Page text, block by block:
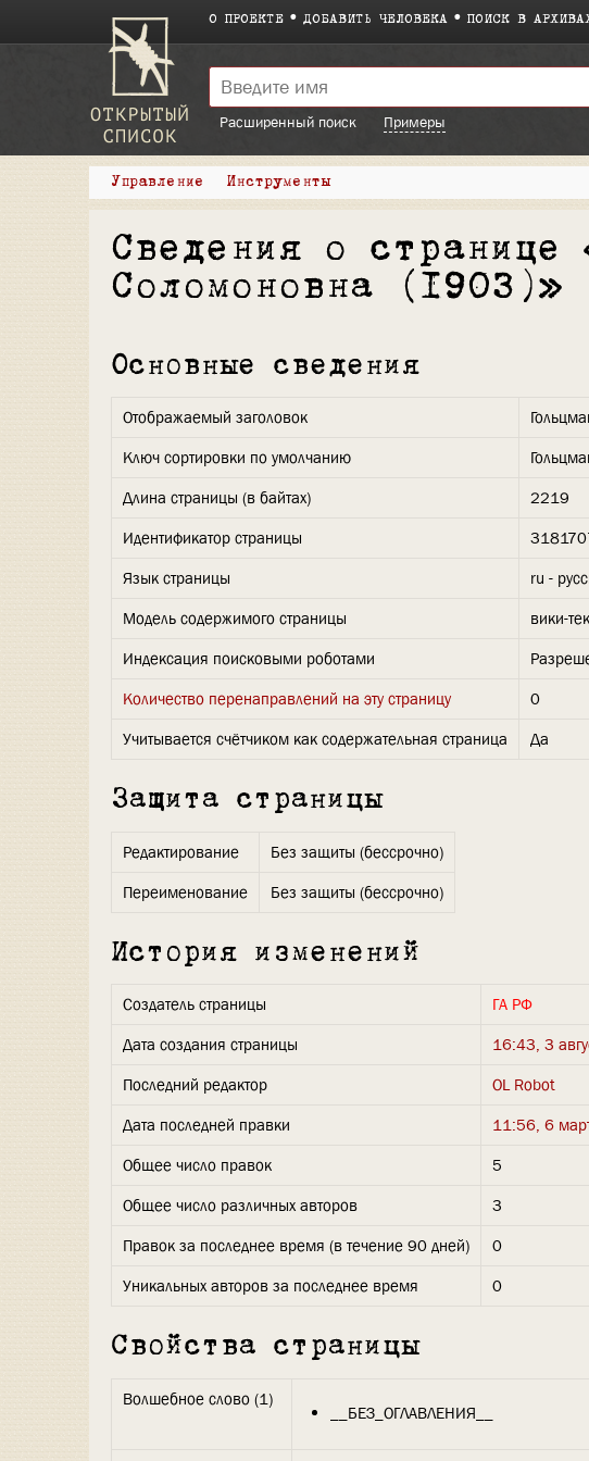
О ПРОЕКТЕ ДОБАВИТЬ ЧЕЛОВЕКА ПОИСК В
Расширенный поиск
Примеры
Управление Инструменты
Сведения о странице
Соломоновна (1903)»
Основные сведения
Отображаемый заголовок
Ключ сортировки по умолчанию
Длина страницы (в байтах)
2219
Идентификатор страницы
Язык страницы
ru -
Модель содержимого страницы
вики-
Индексация поисковыми роботами
Количество перенаправлений на эту страницу
0
Учитывается счётчиком как содержательная страница
Да
Защита страницы
Редактирование
Без защиты (бессрочно)
Переименование
Без защиты (бессрочно)
История изменений
Создатель страницы
ГА РФ
Дата создания страницы
16:43, 3
Последний редактор
OL Robot
Дата последней правки
11:56, 6
Общее число правок
5
Общее число различных авторов
3
Правок за последнее время (в течение 90 дней)
0
Уникальных авторов за последнее время
0
Свойства страницы
Волшебное слово (1)
__БЕЗ_ОГЛАВЛЕНИЯ__